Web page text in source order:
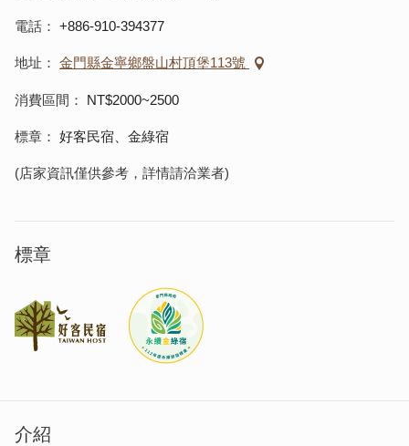
電話 +886-910-394377
地址 金門縣金寧鄉盤山村頂堡113號
消費區間 NT$2000~2500
標章 好客民宿、金綠宿
(店家資訊僅供參考，詳情請洽業者)
標章
介紹